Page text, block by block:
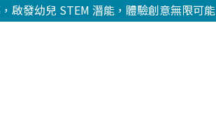
啟發幼兒 STEM 潛能，體驗創意無限可能